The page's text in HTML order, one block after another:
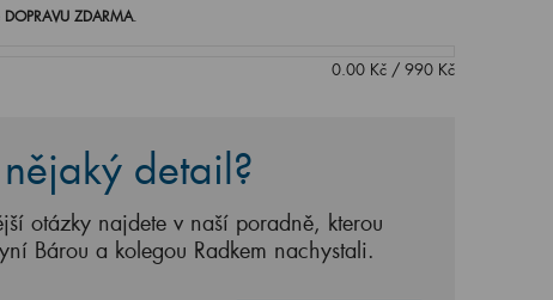
DOPRAVU ZDARMA.
0.00Kč/ 990Kč
detail?
otázky najdete v naší poradně, kterou
Bárou a kolegou Radkem nachystali.